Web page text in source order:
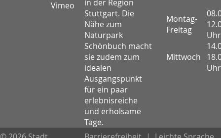
Vimeo
in der Region
Stuttgart. Die
Nähe zum
Naturpark
Schönbuch macht
sie zudem zum
idealen
Ausgangspunkt
für ein paar
erlebnisreiche
und erholsame
Tage.
Montag-
Freitag
Uhr
Mittwoch
Uhr